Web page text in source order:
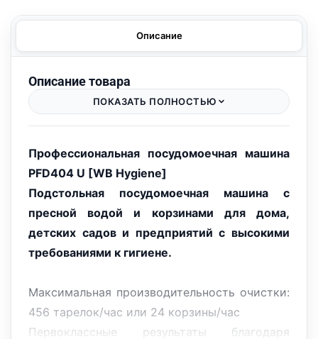
Описание
Описание товара
ПОКАЗАТЬ ПОЛНОСТЬЮ
Профессиональная посудомоечная машина
PFD404 U [WB Hygiene]
Подстольная посудомоечная машина с
пресной водой и корзинами для дома,
детских садов и предприятий с высокими
требованиями к гигиене.
Максимальная производительность очистки:
456 тарелок/час или 24 корзины/час
Первоклассные результаты благодаря